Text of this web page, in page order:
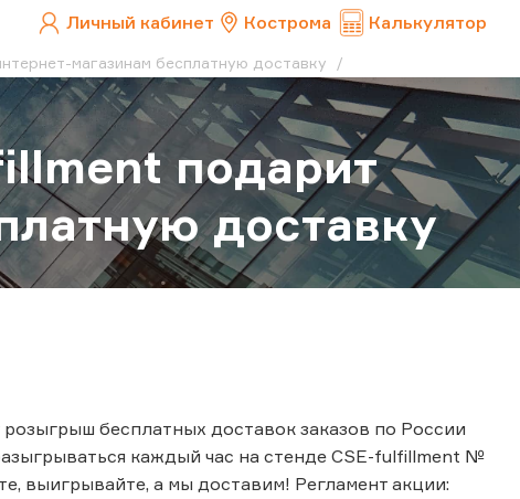
Личный кабинет Кострома Калькулятор
магазинам бесплатную доставку
подарит
доставку
бесплатных доставок заказов по России
каждый час на стенде CSE-fulfillment №
выигрывайте, а мы доставим! Регламент акции: